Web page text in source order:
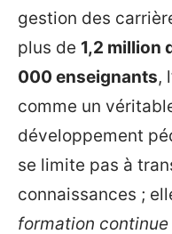
gestion des
plus de 1,2 million
000 enseignants,
comme un
développement
se limite pas à
connaissances ;
formation continue